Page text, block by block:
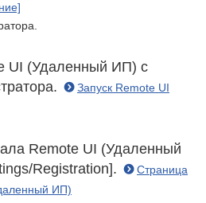
UI (Удаленный ИП) с
Запуск Remote UI
Remote UI (Удаленный
Registration].
Страница
ИП)